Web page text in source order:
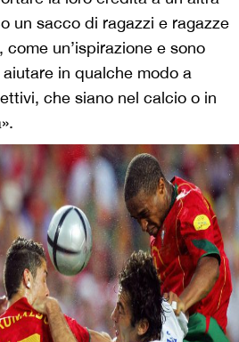
un sacco di ragazzi e ragazze
un’ispirazione e sono
in qualche modo a
che siano nel calcio o in